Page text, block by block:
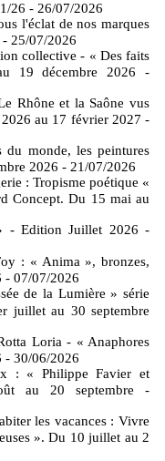
26 - 26/07/2026
l'éclat de nos marques
- 25/07/2026
collective - « Des faits
19 décembre 2026
-
Rhône et la Saône vus
au 17 février 2027 -
du monde, les peintures
2026 - 21/07/2026
: Tropisme poétique «
Concept. Du 15 mai au
- Edition Juillet 2026 -
: « Anima », bronzes,
- 07/07/2026
de la Lumière » série
juillet au 30 septembre
Loria - « Anaphores
- 30/06/2026
: « Philippe Favier et
au 20 septembre
-
les vacances : Vivre
». Du 10 juillet au 2